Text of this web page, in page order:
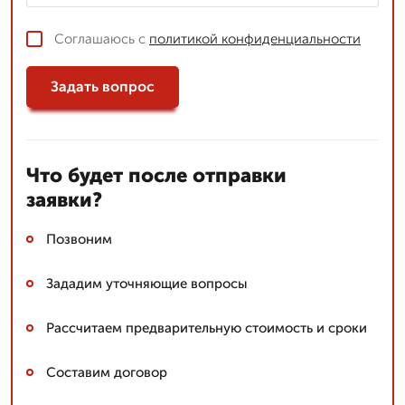
Соглашаюсь с политикой конфиденциальности
Задать вопрос
Что будет после отправки
заявки?
Позвоним
Зададим уточняющие вопросы
Рассчитаем предварительную стоимость и сроки
Составим договор